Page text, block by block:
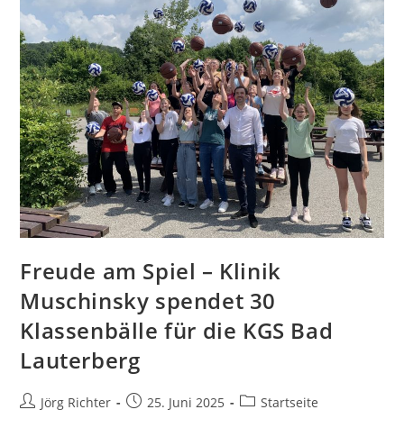
Freude am Spiel – Klinik
Muschinsky spendet 30
Klassenbälle für die KGS Bad
Lauterberg
Jörg Richter 25. Juni 2025 Startseite